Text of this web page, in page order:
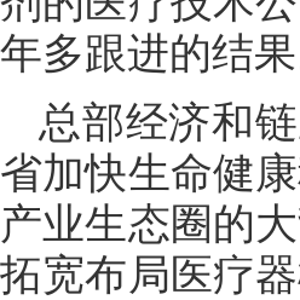
年多跟进的结果
总部经济和
省加快生命健
产业生态圈的
拓宽布局医疗